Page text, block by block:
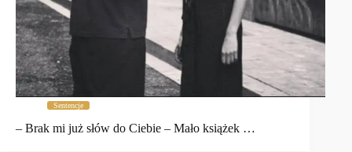
Sentencje
– Brak mi już słów do Ciebie – Mało książek …